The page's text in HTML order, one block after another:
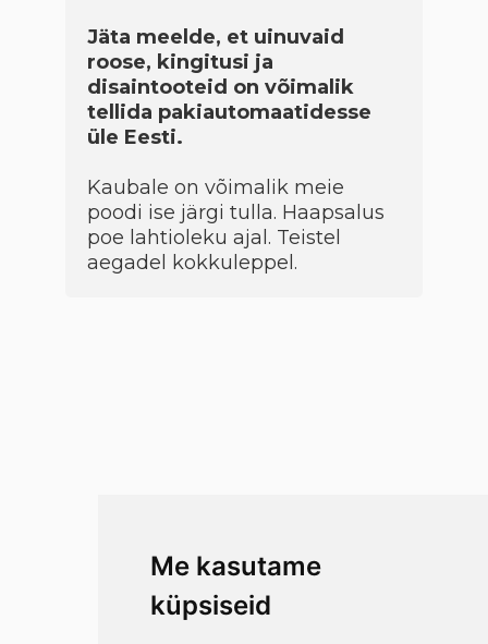
Me kasutame
küpsiseid
Jäta meelde, et uinuvaid
roose, kingitusi ja
disaintooteid on võimalik
tellida pakiautomaatidesse
üle Eesti.
Kaubale on võimalik meie
poodi ise järgi tulla. Haapsalus
poe lahtioleku ajal. Teistel
aegadel kokkuleppel.